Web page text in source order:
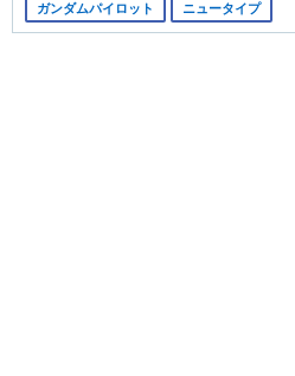
ガンダムパイロット ニュータイプ